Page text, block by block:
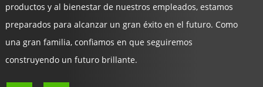
productos y al bienestar de nuestros empleados, estamos
preparados para alcanzar un gran éxito en el futuro. Como
una gran familia, confiamos en que seguiremos
construyendo un futuro brillante.